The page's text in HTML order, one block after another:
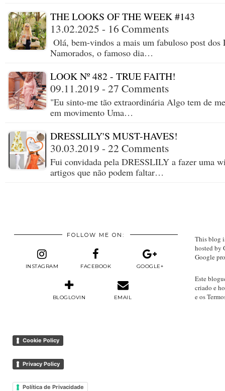
THE LOOKS OF THE WEEK #143
13.02.2025 - 16 Comments
Olá, bem-vindos a mais um fabuloso post
Namorados, o famoso dia…
LOOK Nº 482 - TRUE FAITH!
09.11.2019 - 27 Comments
"Eu sinto-me tão extraordinária Algo tem de
em movimento Uma…
DRESSLILY'S MUST-HAVES!
30.03.2019 - 22 Comments
Fui convidada pela DRESSLILY a fazer uma
artigos que não podem faltar…
FOLLOW ME ON:
INSTAGRAM FACEBOOK GOOGLE+
BLOGLOVIN EMAIL
This blog
hosted by
Google
Este
criado e
e os
Cookie Policy
Privacy Policy
Política de Privacidade